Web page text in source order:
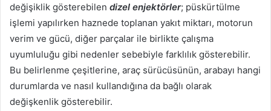
değişiklik gösterebilen dizel enjektörler; püskürtülme
işlemi yapılırken haznede toplanan yakıt miktarı, motorun
verim ve gücü, diğer parçalar ile birlikte çalışma
uyumluluğu gibi nedenler sebebiyle farklılık gösterebilir.
Bu belirlenme çeşitlerine, araç sürücüsünün, arabayı hangi
durumlarda ve nasıl kullandığına da bağlı olarak
değişkenlik gösterebilir.